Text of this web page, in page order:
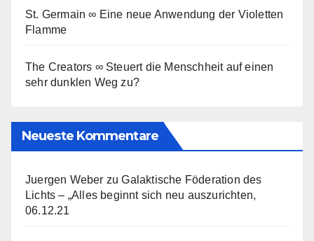
St. Germain ∞ Eine neue Anwendung der Violetten
Flamme
The Creators ∞ Steuert die Menschheit auf einen
sehr dunklen Weg zu?
Neueste Kommentare
Juergen Weber zuGalaktische Föderation des
Lichts – „Alles beginnt sich neu auszurichten,
06.12.21